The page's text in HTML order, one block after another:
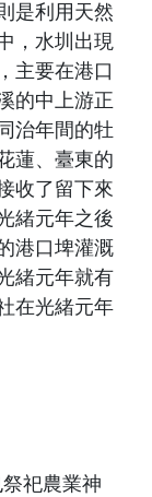
是利用天然
，水圳出現
主要在港口
的中上游正
治年間的牡
蓮、臺東的
收了留下來
緒元年之後
港口埤灌溉
緒元年就有
在光緒元年
祀農業神